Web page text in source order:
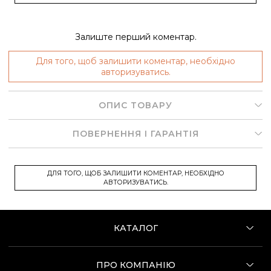
Залиште перший коментар.
Для того, щоб залишити коментар, необхідно
авторизуватись.
ОПИС ТОВАРУ
ПОВЕРНЕННЯ І ГАРАНТІЯ
ДЛЯ ТОГО, ЩОБ ЗАЛИШИТИ КОМЕНТАР, НЕОБХІДНО
АВТОРИЗУВАТИСЬ.
КАТАЛОГ
ПРО КОМПАНІЮ